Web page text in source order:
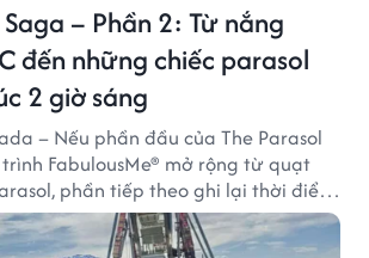
– Phần 2: Từ nắng
đến những chiếc parasol
2 giờ sáng
– Nếu phần đầu của The Parasol
FabulousMe® mở rộng từ quạt
phần tiếp theo ghi lại thời điểm
trường đón nhận và dần vượt khỏi
thông thường.